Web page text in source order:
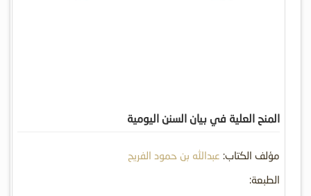
المنح العلية في بيان السنن اليومية
مؤلف الكتاب: عبدالله بن حمود الفريح
الطبعة: